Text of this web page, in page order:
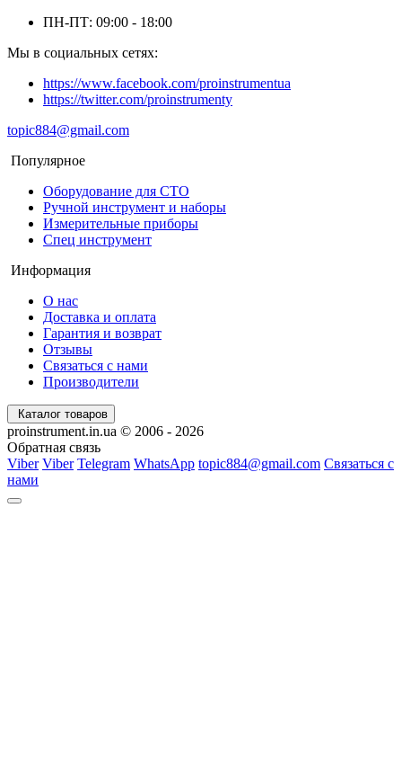
ПН-ПТ: 09:00 - 18:00
Мы в социальных сетях:
https://www.facebook.com/proinstrumentua
https://twitter.com/proinstrumenty
topic884@gmail.com
Популярное
Оборудование для СТО
Ручной инструмент и наборы
Измерительные приборы
Спец инструмент
Информация
О нас
Доставка и оплата
Гарантия и возврат
Отзывы
Связаться с нами
Производители
Каталог товаров
proinstrument.in.ua © 2006 - 2026
Обратная связь
Viber Viber Telegram WhatsApp topic884@gmail.com Связаться с
нами